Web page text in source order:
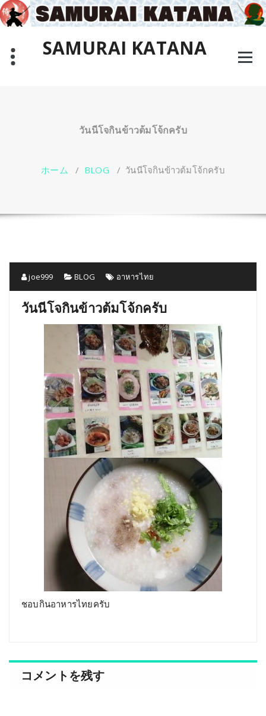
コ
ン
テ
SAMURAI KATANA
วันนีโจกินข้าวต้มโจ้กครับ
ホーム / BLOG / วันนีโจกินข้าวต้มโจ้กครับ
joe999 BLOG อาหารไทย
วันนีโจกินข้าวต้มโจ้กครับ
ชอบกินอาหารไทยครับ
コメントを残す